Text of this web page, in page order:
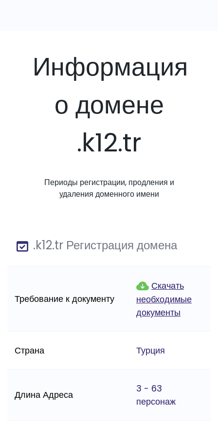
Информация
о домене
.k12.tr
Периоды регистрации, продления и
удаления доменного имени
.k12.tr Регистрация домена
Требование к документу
Скачать
необходимые
документы
Страна Турция
Длина Адреса
3 - 63
персонаж